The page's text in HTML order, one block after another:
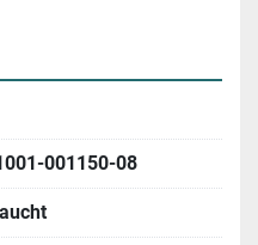
001150-08